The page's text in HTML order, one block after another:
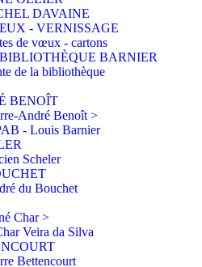
DAVAINE
- VERNISSAGE
de vœux - cartons
BARNIER
de la bibliothèque
BENOÎT
André Benoît >
- Louis Barnier
Scheler
du Bouchet
Char >
Veira da Silva
Bettencourt